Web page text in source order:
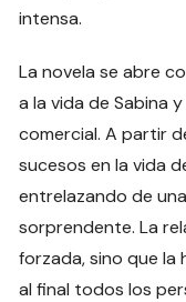
intensa.
La novela se abre
a la vida de Sabina
comercial. A partir
sucesos en la vida
entrelazando de
sorprendente. La
forzada, sino que la
al final todos los